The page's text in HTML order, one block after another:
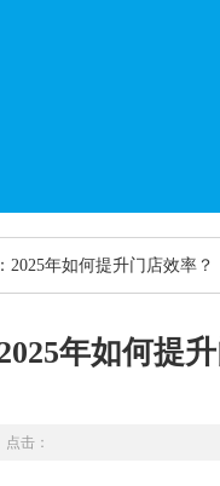
年如何提升门店效率？
年如何提
点击：